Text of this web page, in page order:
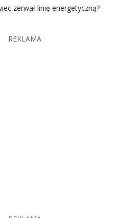
zerwał linię energetyczną?
REKLAMA